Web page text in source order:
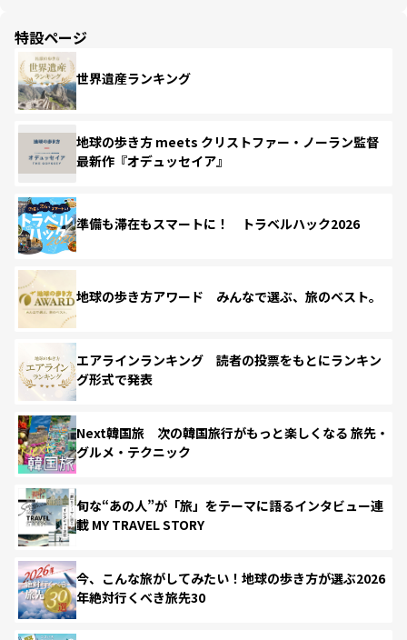
特設ページ
世界遺産ランキング
地球の歩き方 meets クリストファー・ノーラン監督
最新作『オデュッセイア』
準備も滞在もスマートに！ トラベルハック2026
地球の歩き方アワード みんなで選ぶ、旅のベスト。
エアラインランキング 読者の投票をもとにランキン
グ形式で発表
Next韓国旅 次の韓国旅行がもっと楽しくなる 旅先・
グルメ・テクニック
旬な“あの人”が「旅」をテーマに語るインタビュー連
載 MY TRAVEL STORY
今、こんな旅がしてみたい！地球の歩き方が選ぶ2026
年絶対行くべき旅先30